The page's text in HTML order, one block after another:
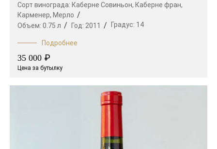
Сорт винограда: Каберне Совиньон, Каберне фран,
Карменер, Мерло
Объем: 0.75 л Год: 2011 Градус: 14
Подробнее
35 000 ₽
Цена за бутылку